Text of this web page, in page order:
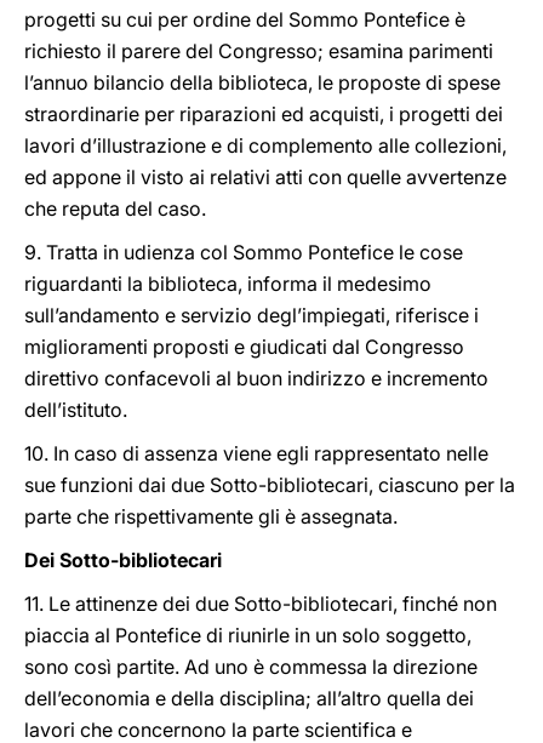
progetti su cui per ordine del Sommo Pontefice è
richiesto il parere del Congresso; esamina parimenti
l’annuo bilancio della biblioteca, le proposte di spese
straordinarie per riparazioni ed acquisti, i progetti dei
lavori d’illustrazione e di complemento alle collezioni,
ed appone il visto ai relativi atti con quelle avvertenze
che reputa del caso.
9. Tratta in udienza col Sommo Pontefice le cose
riguardanti la biblioteca, informa il medesimo
sull’andamento e servizio degl’impiegati, riferisce i
miglioramenti proposti e giudicati dal Congresso
direttivo confacevoli al buon indirizzo e incremento
dell’istituto.
10. In caso di assenza viene egli rappresentato nelle
sue funzioni dai due Sotto-bibliotecari, ciascuno per la
parte che rispettivamente gli è assegnata.
Dei Sotto-bibliotecari
11. Le attinenze dei due Sotto-bibliotecari, finché non
piaccia al Pontefice di riunirle in un solo soggetto,
sono così partite. Ad uno è commessa la direzione
dell’economia e della disciplina; all’altro quella dei
lavori che concernono la parte scientifica e